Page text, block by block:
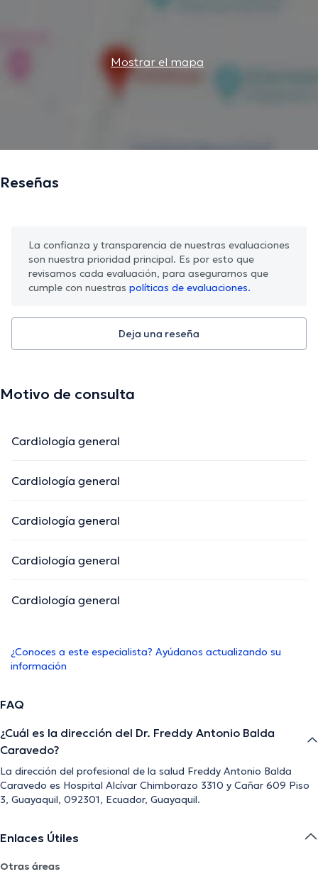
Mostrar el mapa
Reseñas
La confianza y transparencia de nuestras evaluaciones
son nuestra prioridad principal. Es por esto que
revisamos cada evaluación, para asegurarnos que
cumple con nuestras políticas de evaluaciones.
Deja una reseña
Motivo de consulta
Cardiología general
Cardiología general
Cardiología general
Cardiología general
Cardiología general
¿Conoces a este especialista? Ayúdanos actualizando su
información
FAQ
¿Cuál es la dirección del Dr. Freddy Antonio Balda
Caravedo?
La dirección del profesional de la salud Freddy Antonio Balda
Caravedo es Hospital Alcívar Chimborazo 3310 y Cañar 609 Piso
3, Guayaquil, 092301, Ecuador, Guayaquil.
Enlaces Útiles
Otras áreas